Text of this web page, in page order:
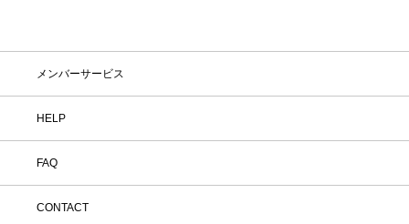
メンバーサービス
HELP
FAQ
CONTACT